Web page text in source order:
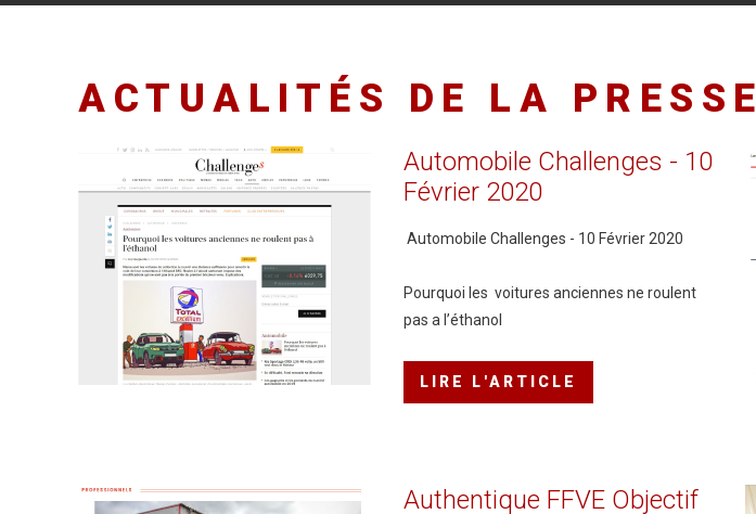
ACTUALITÉS DE LA PRESSE
Automobile Challenges - 10
Février 2020
Automobile Challenges - 10 Février 2020
Pourquoi les voitures anciennes ne roulent
pas a l’éthanol
LIRE L'ARTICLE
Authentique FFVE Objectif